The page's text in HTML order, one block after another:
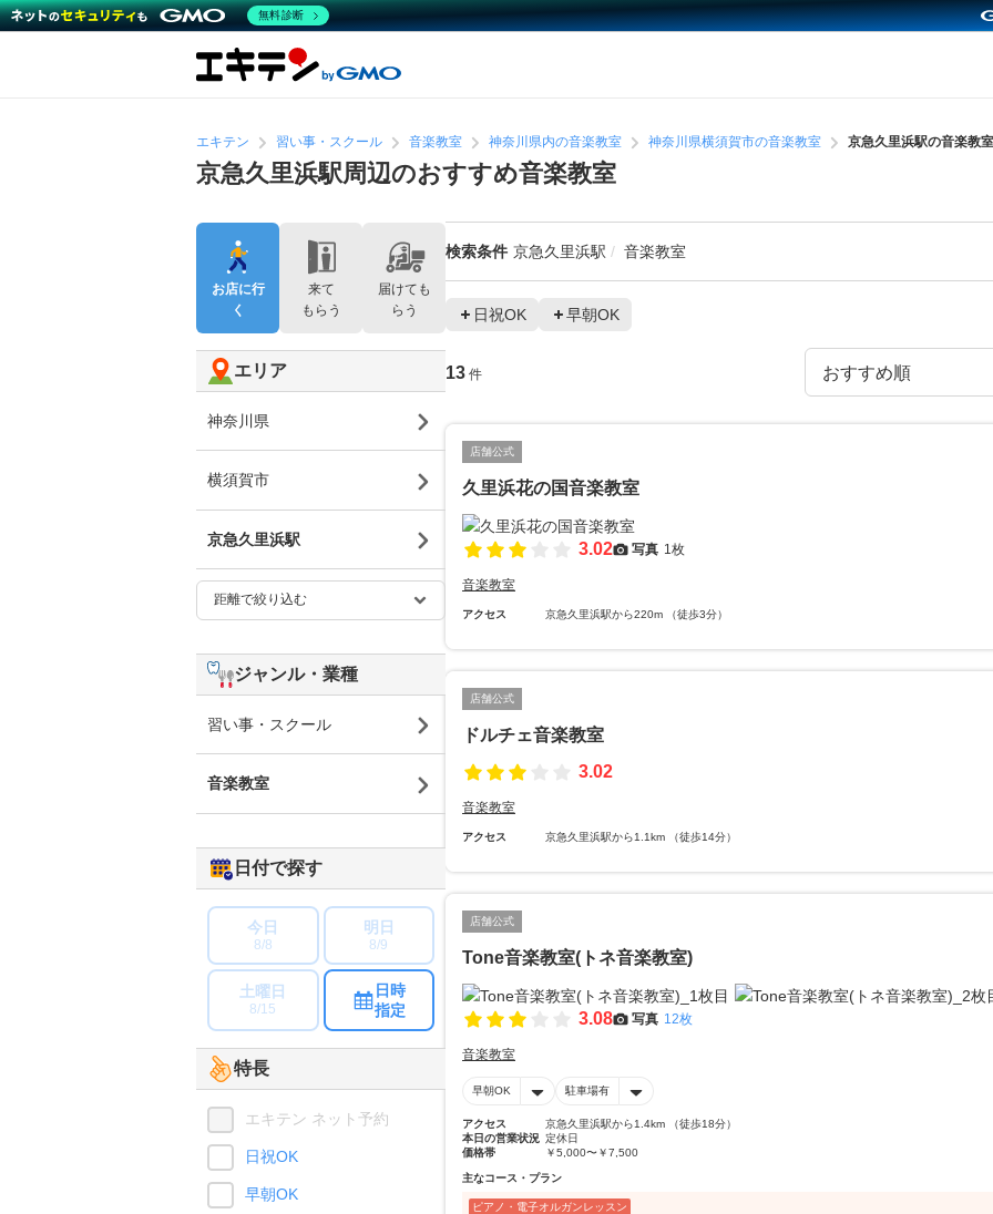
エキテン 習い事・スクール 音楽教室 神奈川県内の音楽教室 神奈川県横須賀市の音楽教室 京急久里浜駅の音楽教室
京急久里浜駅周辺のおすすめ音楽教室
検索条件 京急久里浜駅 音楽教室
日祝OK 早朝OK
13 件
店舗公式
久里浜花の国音楽教室
3.02 写真 1枚
音楽教室
アクセス 京急久里浜駅から220m （徒歩3分）
店舗公式
ドルチェ音楽教室
3.02
音楽教室
アクセス 京急久里浜駅から1.1km （徒歩14分）
店舗公式
Tone音楽教室(トネ音楽教室)
3.08 写真 12枚
音楽教室
早朝OK 駐車場有
アクセス
京急久里浜駅から1.4km （徒歩18分）
本日の営業状況 定休日
価格帯
￥5,000〜￥7,500
主なコース・プラン
ピアノ・電子オルガンレッスン
お店に行
く
来て
もらう
届けても
らう
エリア
神奈川県
横須賀市
京急久里浜駅
ジャンル・業種
習い事・スクール
音楽教室
日付で探す
今日
8/8
明日
8/9
土曜日
8/15
日時
指定
特長
エキテン ネット予約
日祝OK
早朝OK
無料診断